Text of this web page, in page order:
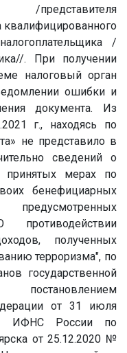
/
. При получении
налоговый орган
ошибки и
документа. Из
г., находясь по
не представило в
сведений о
принятых мерах по
бенефициарных
полученных
терроризма", по
государственной
от 31 июля
ИФНС России по
от 25.12.2020 №